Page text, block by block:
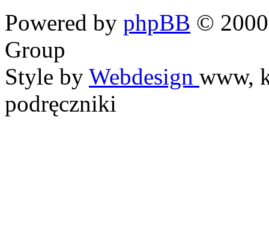
Powered by phpBB ©
Group
Style by Webdesign www,
podręczniki